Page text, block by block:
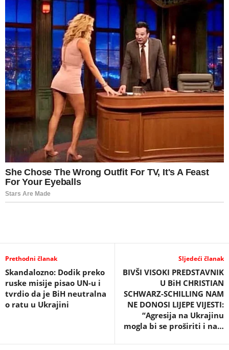
Prethodni članak
Skandalozno: Dodik preko
ruske misije pisao UN-u i
tvrdio da je BiH neutralna
o ratu u Ukrajini
Sljedeći članak
BIVŠI VISOKI PREDSTAVNIK
U BiH CHRISTIAN
SCHWARZ-SCHILLING NAM
NE DONOSI LIJEPE VIJESTI:
“Agresija na Ukrajinu
mogla bi se proširiti i na…